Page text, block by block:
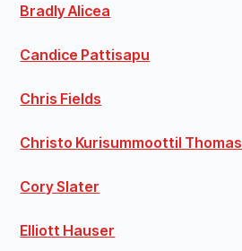
Bradly Alicea
Candice Pattisapu
Chris Fields
Christo Kurisummoottil Thomas
Cory Slater
Elliott Hauser